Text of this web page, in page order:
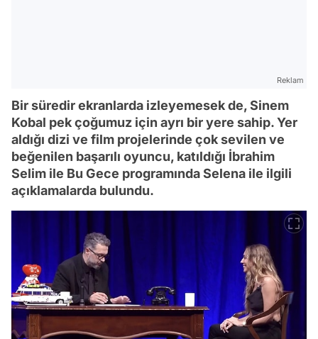
Reklam
Bir süredir ekranlarda izleyemesek de, Sinem
Kobal pek çoğumuz için ayrı bir yere sahip. Yer
aldığı dizi ve film projelerinde çok sevilen ve
beğenilen başarılı oyuncu, katıldığı İbrahim
Selim ile Bu Gece programında Selena ile ilgili
açıklamalarda bulundu.